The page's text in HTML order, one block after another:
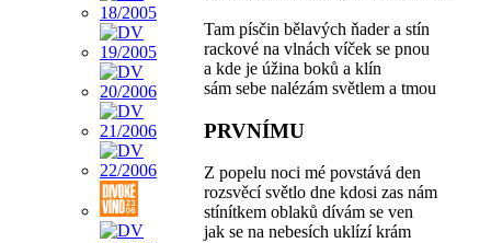
Tam písčin bělavých ňader a stín
rackové na vlnách víček se pnou
a kde je úžina boků a klín
sám sebe nalézám světlem a tmou
PRVNÍMU
Z popelu noci mé povstává den
rozsvěcí světlo dne kdosi zas nám
stínítkem oblaků dívám se ven
jak se na nebesích uklízí krám